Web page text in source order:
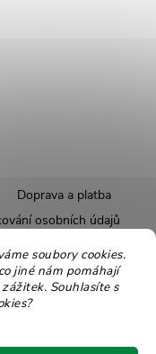
soubory cookies.
jiné nám pomáhají
Souhlasíte s
Doprava a platba
osobních údajů
Recepty
Moje objednávka
Upravit nastavení